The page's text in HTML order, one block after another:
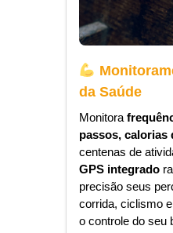
da Saúde
Monitora
passos, calorias
centenas de
GPS integrado
precisão seus
corrida, ciclismo
o controle do seu